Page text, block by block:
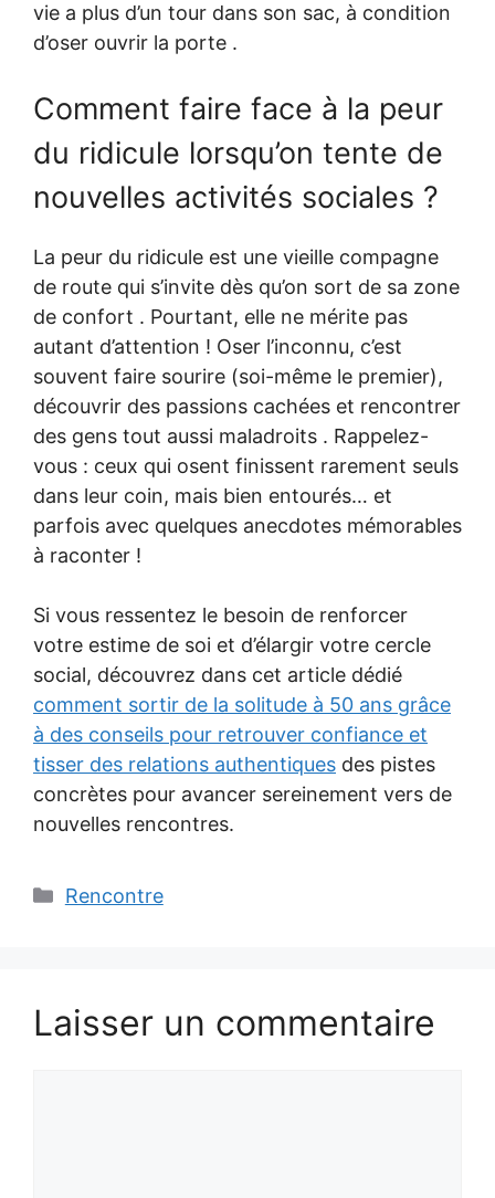
vie a plus d’un tour dans son sac, à condition
d’oser ouvrir la porte .
Comment faire face à la peur
du ridicule lorsqu’on tente de
nouvelles activités sociales ?
La peur du ridicule est une vieille compagne
de route qui s’invite dès qu’on sort de sa zone
de confort . Pourtant, elle ne mérite pas
autant d’attention ! Oser l’inconnu, c’est
souvent faire sourire (soi-même le premier),
découvrir des passions cachées et rencontrer
des gens tout aussi maladroits . Rappelez-
vous : ceux qui osent finissent rarement seuls
dans leur coin, mais bien entourés… et
parfois avec quelques anecdotes mémorables
à raconter !
Si vous ressentez le besoin de renforcer
votre estime de soi et d’élargir votre cercle
social, découvrez dans cet article dédié
comment sortir de la solitude à 50 ans grâce
à des conseils pour retrouver confiance et
tisser des relations authentiques des pistes
concrètes pour avancer sereinement vers de
nouvelles rencontres.
Catégories
Rencontre
Laisser un commentaire